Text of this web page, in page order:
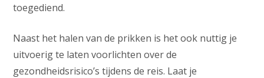
toegediend.
Naast het halen van de prikken is het ook nuttig je
uitvoerig te laten voorlichten over de
gezondheidsrisico’s tijdens de reis. Laat je